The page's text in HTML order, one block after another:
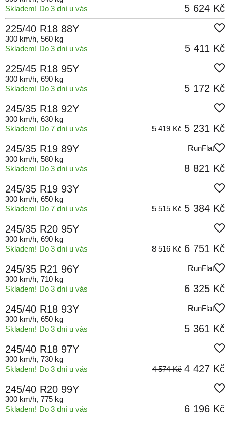
Skladem! Do 3 dní u vás
5 624 Kč
225/40 R18 88Y
300 km/h, 560 kg
Skladem! Do 3 dní u vás
5 411 Kč
225/45 R18 95Y
300 km/h, 690 kg
Skladem! Do 3 dní u vás
5 172 Kč
245/35 R18 92Y
300 km/h, 630 kg
Skladem! Do 7 dní u vás
5 231 Kč
5 419 Kč
245/35 R19 89Y
RunFlat
300 km/h, 580 kg
Skladem! Do 3 dní u vás
8 821 Kč
245/35 R19 93Y
300 km/h, 650 kg
Skladem! Do 7 dní u vás
5 384 Kč
5 515 Kč
245/35 R20 95Y
300 km/h, 690 kg
Skladem! Do 3 dní u vás
6 751 Kč
8 516 Kč
245/35 R21 96Y
RunFlat
300 km/h, 710 kg
Skladem! Do 3 dní u vás
6 325 Kč
245/40 R18 93Y
RunFlat
300 km/h, 650 kg
Skladem! Do 3 dní u vás
5 361 Kč
245/40 R18 97Y
300 km/h, 730 kg
Skladem! Do 3 dní u vás
4 427 Kč
4 574 Kč
245/40 R20 99Y
300 km/h, 775 kg
Skladem! Do 3 dní u vás
6 196 Kč